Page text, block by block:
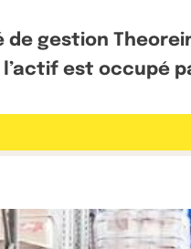
de gestion
l’actif est